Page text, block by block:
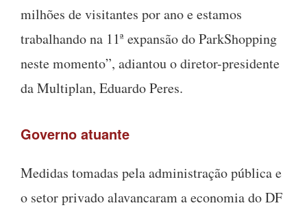
milhões de visitantes por ano e estamos
trabalhando na 11ª expansão do ParkShopping
neste momento”, adiantou o diretor-presidente
da Multiplan, Eduardo Peres.
Governo atuante
Medidas tomadas pela administração pública e
o setor privado alavancaram a economia do DF